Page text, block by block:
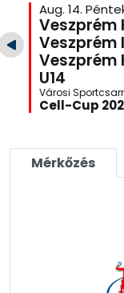
Aug. 14.
Veszprém
Veszprém
Veszprém
U14
Városi
Cell-Cup
Mérkőzés